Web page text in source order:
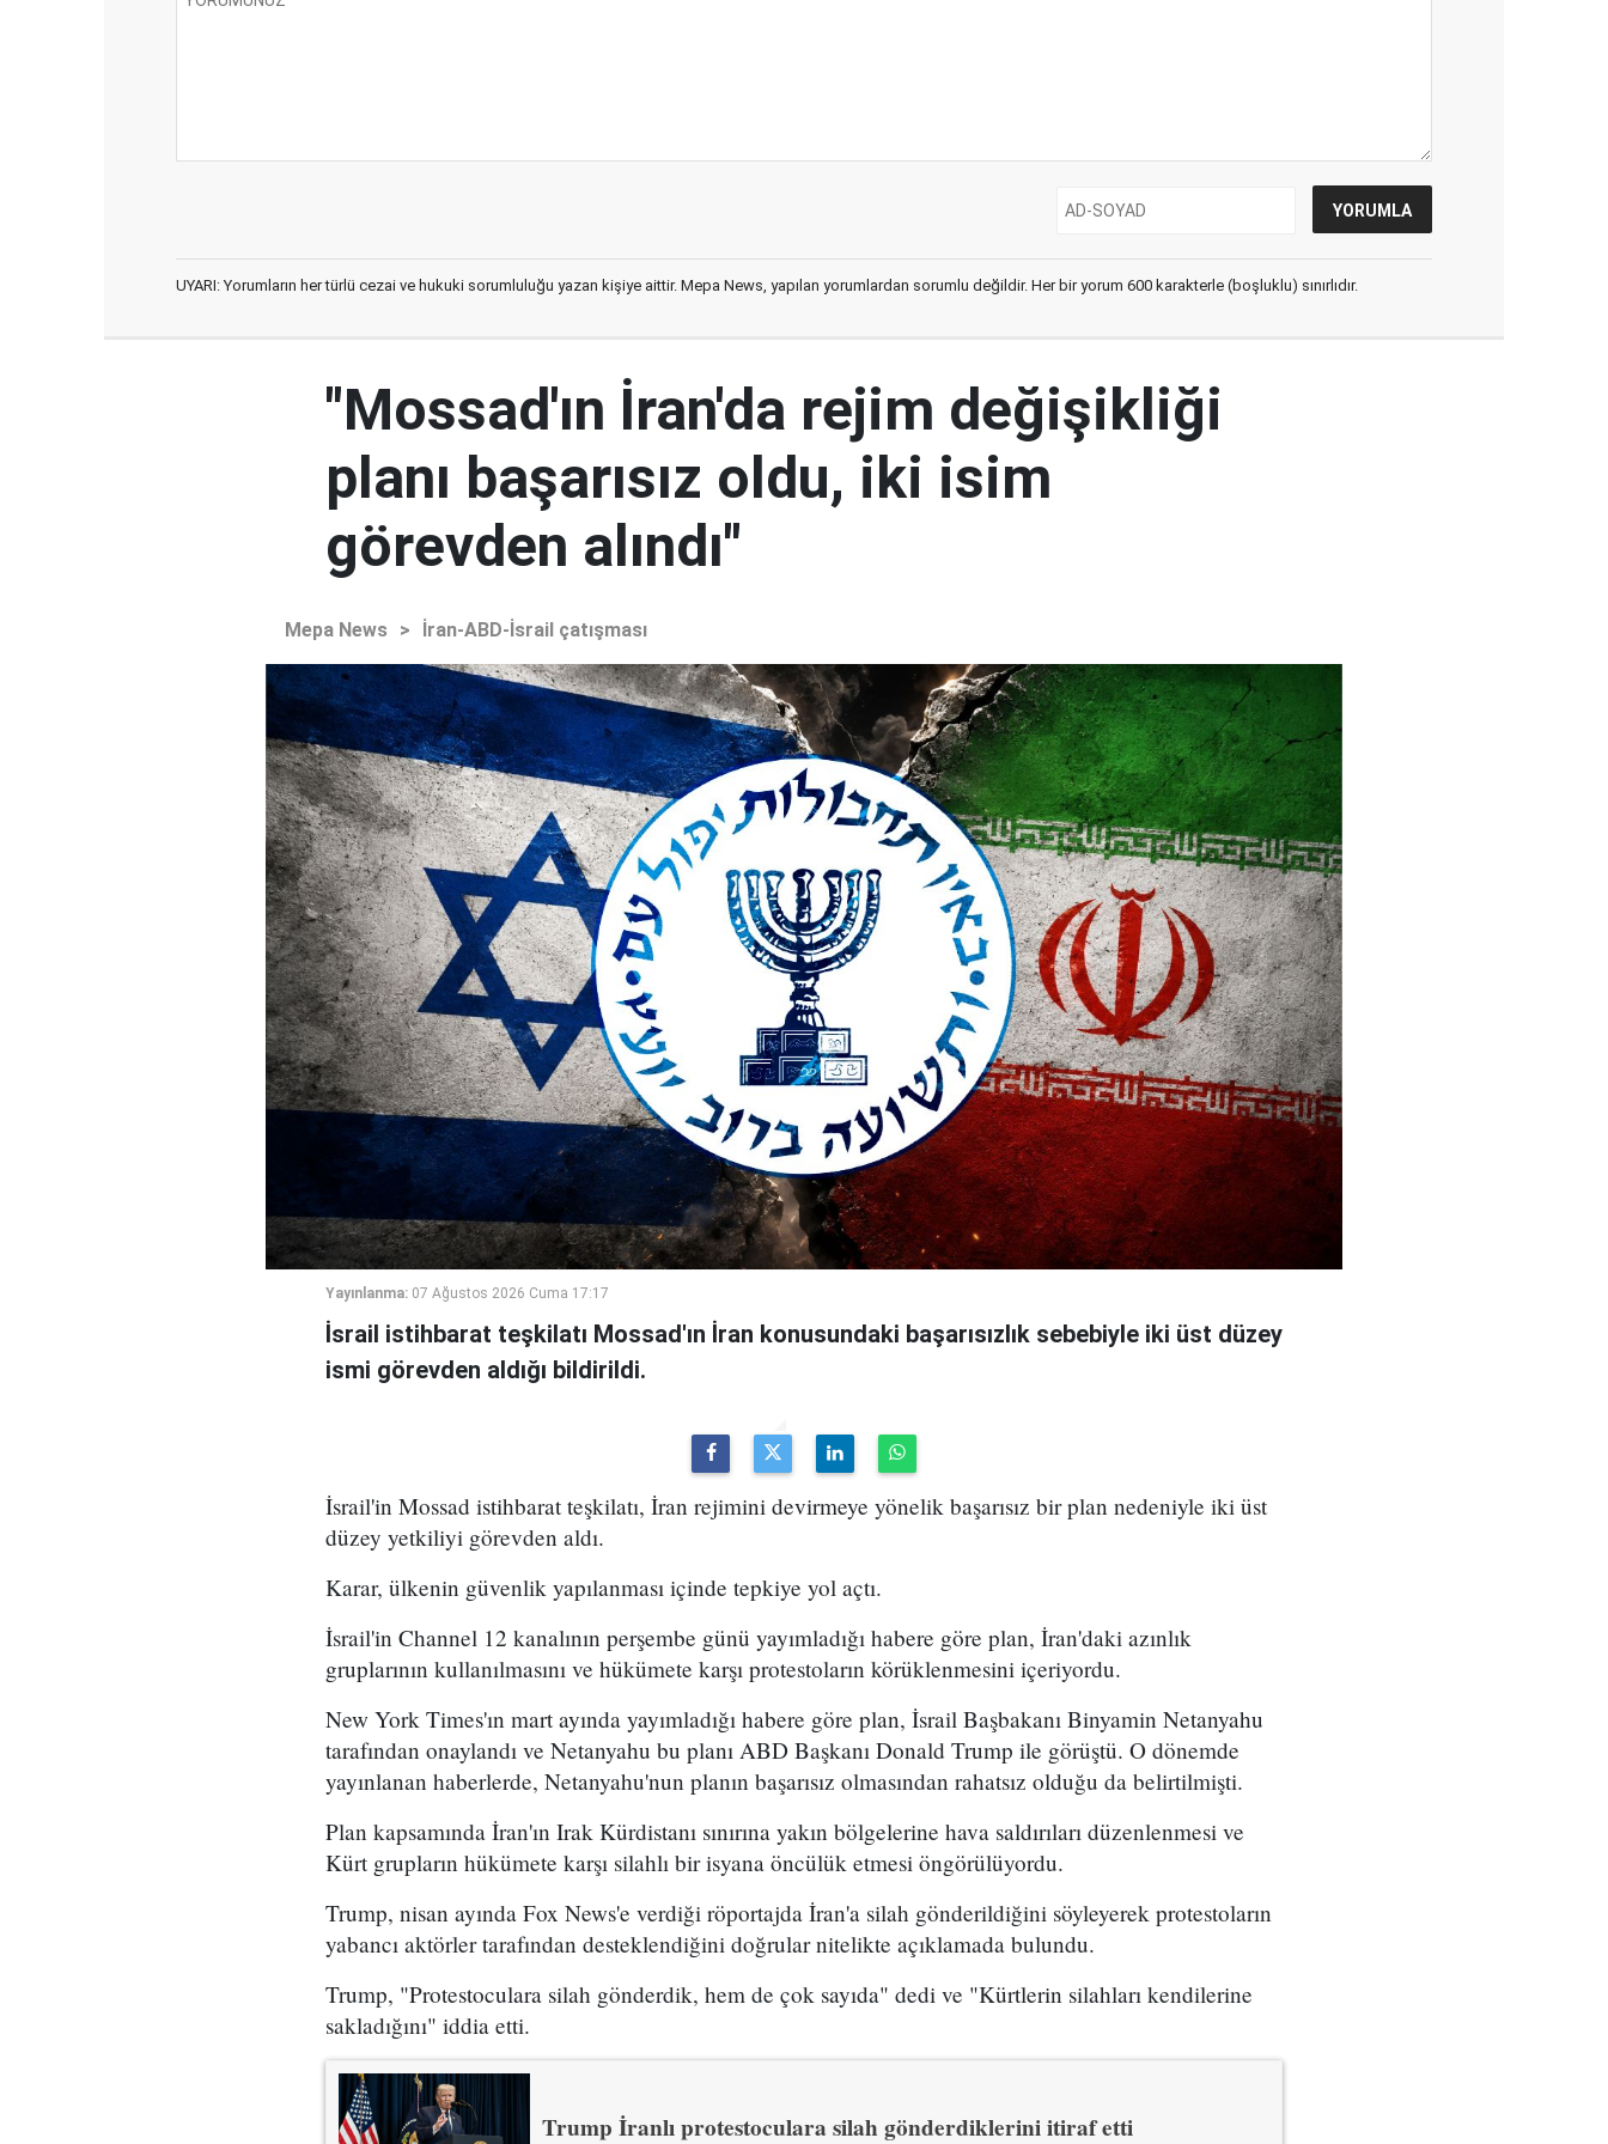
UYARI: Yorumların her türlü cezai ve hukuki sorumluluğu yazan kişiye aittir. Mepa News, yapılan yorumlardan sorumlu değildir. Her bir yorum 600 karakterle (boşluklu) sınırlıdır.
"Mossad'ın İran'da rejim değişikliği
planı başarısız oldu, iki isim
görevden alındı"
Mepa News > İran-ABD-İsrail çatışması
Yayınlanma: 07 Ağustos 2026 Cuma 17:17
İsrail istihbarat teşkilatı Mossad'ın İran konusundaki başarısızlık sebebiyle iki üst düzey
ismi görevden aldığı bildirildi.
İsrail'in Mossad istihbarat teşkilatı, İran rejimini devirmeye yönelik başarısız bir plan nedeniyle iki üst
düzey yetkiliyi görevden aldı.
Karar, ülkenin güvenlik yapılanması içinde tepkiye yol açtı.
İsrail'in Channel 12 kanalının perşembe günü yayımladığı habere göre plan, İran'daki azınlık
gruplarının kullanılmasını ve hükümete karşı protestoların körüklenmesini içeriyordu.
New York Times'ın mart ayında yayımladığı habere göre plan, İsrail Başbakanı Binyamin Netanyahu
tarafından onaylandı ve Netanyahu bu planı ABD Başkanı Donald Trump ile görüştü. O dönemde
yayınlanan haberlerde, Netanyahu'nun planın başarısız olmasından rahatsız olduğu da belirtilmişti.
Plan kapsamında İran'ın Irak Kürdistanı sınırına yakın bölgelerine hava saldırıları düzenlenmesi ve
Kürt grupların hükümete karşı silahlı bir isyana öncülük etmesi öngörülüyordu.
Trump, nisan ayında Fox News'e verdiği röportajda İran'a silah gönderildiğini söyleyerek protestoların
yabancı aktörler tarafından desteklendiğini doğrular nitelikte açıklamada bulundu.
Trump, "Protestoculara silah gönderdik, hem de çok sayıda" dedi ve "Kürtlerin silahları kendilerine
sakladığını" iddia etti.
Trump İranlı protestoculara silah gönderdiklerini itiraf etti